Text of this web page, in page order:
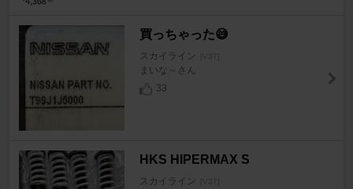
買っちゃった😅
スカイライン [V37]
まいな～さん
33
HKS HIPERMAX S
スカイライン [V37]